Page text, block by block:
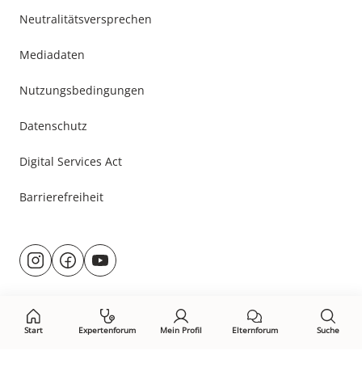
Start Expertenforum Mein Profil Elternforum Suche
Neutralitätsversprechen
Mediadaten
Nutzungsbedingungen
Datenschutz
Digital Services Act
Barrierefreiheit
Besuche
uns@rund.ums.baby
facebook.com/rundumsbaby.de
youtube.com/@rundumsbaby_